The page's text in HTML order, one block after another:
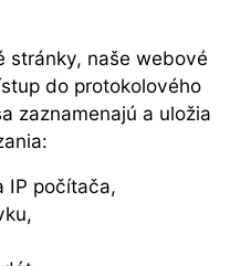
stránky, naše webové
do protokolového
zaznamenajú a uložia
IP počítača,